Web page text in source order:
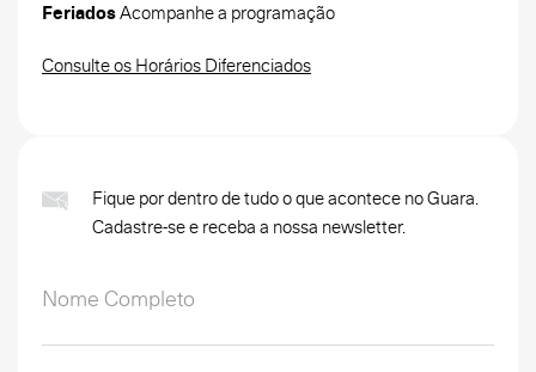
FeriadosAcompanhe a programação
Consulte os Horários Diferenciados
Fique por dentro de tudo o que acontece no Guara.
Cadastre-se e receba a nossa newsletter.